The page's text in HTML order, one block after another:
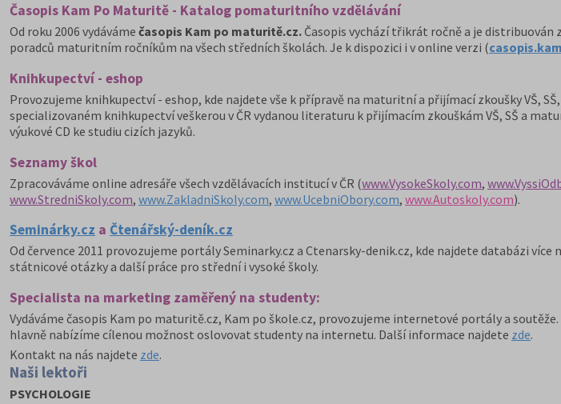
Časopis Kam Po Maturitě - Katalog pomaturitního vzdělávání
Od roku 2006 vydáváme časopis Kam po maturitě.cz. Časopis vychází třikrát ročně a je
poradců maturitním ročníkům na všech středních školách. Je k dispozici i v online verzi (
Knihkupectví - eshop
Provozujeme knihkupectví - eshop, kde najdete vše k přípravě na maturitní a přijímací zkoušky VŠ, SŠ,
specializovaném knihkupectví veškerou v ČR vydanou literaturu k přijímacím zkouškám VŠ, SŠ a
výukové CD ke studiu cizích jazyků.
Seznamy škol
Zpracováváme online adresáře všech vzdělávacích institucí v ČR (www.VysokeSkoly.com,
www.StredniSkoly.com, www.ZakladniSkoly.com, www.UcebniObory.com, www.Autoskoly.com).
Seminárky.cz a Čtenářský-deník.cz
Od července 2011 provozujeme portály Seminarky.cz a Ctenarsky-denik.cz, kde najdete databázi
státnicové otázky a další práce pro střední i vysoké školy.
Specialista na marketing zaměřený na studenty:
Vydáváme časopis Kam po maturitě.cz, Kam po škole.cz, provozujeme internetové portály a
hlavně nabízíme cílenou možnost oslovovat studenty na internetu. Další informace najdete zde.
Kontakt na nás najdete zde.
Naši lektoři
PSYCHOLOGIE